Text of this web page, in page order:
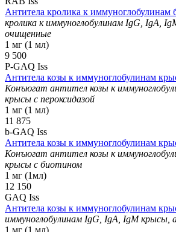
Антитела кролика к иммуноглобулинам
кролика к иммуноглобулинам IgG, IgA,
очищенные
1 мг (1 мл)
9 500
P-GAQ Iss
Антитела козы к иммуноглобулинам
Конъюгат антител козы к
крысы с пероксидазой
1 мг (1 мл)
11 875
b-GAQ Iss
Антитела козы к иммуноглобулинам
Конъюгат антител козы к
крысы с биотином
1 мг (1мл)
12 150
GAQ Iss
Антитела козы к иммуноглобулинам
иммуноглобулинам IgG, IgA, IgM
1 мг (1 мл)